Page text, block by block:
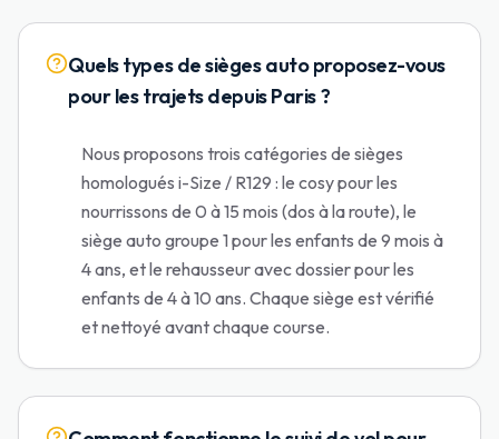
Quels types de sièges auto proposez-vous
pour les trajets depuis Paris ?
Nous proposons trois catégories de sièges
homologués i-Size / R129 : le cosy pour les
nourrissons de 0 à 15 mois (dos à la route), le
siège auto groupe 1 pour les enfants de 9 mois à
4 ans, et le rehausseur avec dossier pour les
enfants de 4 à 10 ans. Chaque siège est vérifié
et nettoyé avant chaque course.